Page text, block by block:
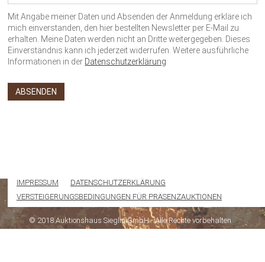
Mit Angabe meiner Daten und Absenden der Anmeldung erkläre ich
mich einverstanden, den hier bestellten Newsletter per E-Mail zu
erhalten. Meine Daten werden nicht an Dritte weitergegeben. Dieses
Einverständnis kann ich jederzeit widerrufen. Weitere ausführliche
Informationen in der Datenschutzerklärung
IMPRESSUM
DATENSCHUTZERKLÄRUNG
VERSTEIGERUNGSBEDINGUNGEN FÜR PRÄSENZAUKTIONEN
© 2018 Auktionshaus Sieglin GmbH - Alle Rechte vorbehalten